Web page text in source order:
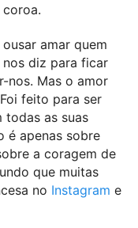
amar quem
nos diz para ficar
nos. Mas o amor
feito para ser
as suas
é apenas sobre
a coragem de
que muitas
no Instagram e